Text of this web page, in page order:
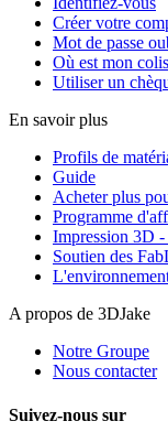
Créer votre
Mot de passe
Où est mon
Utiliser un
En savoir plus
Profils de
Guide
Acheter plus
Programme
Impression 3D
Soutien des
A propos de 3DJake
Notre Groupe
Nous contacter
Suivez-nous sur